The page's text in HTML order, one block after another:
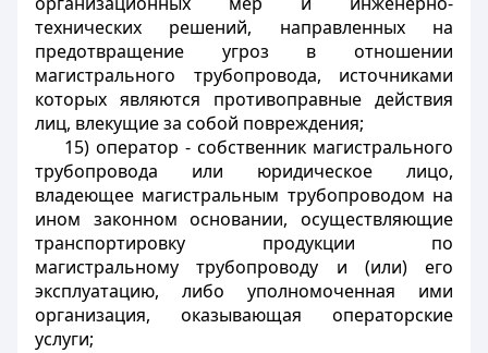
технических решений, направленных на
предотвращение угроз в отношении
магистрального трубопровода, источниками
которых являются противоправные действия
лиц, влекущие за собой повреждения;
15) оператор - собственник магистрального
трубопровода или юридическое лицо,
владеющее магистральным трубопроводом на
ином законном основании, осуществляющие
транспортировку продукции по
магистральному трубопроводу и (или) его
эксплуатацию, либо уполномоченная ими
организация, оказывающая операторские
услуги;